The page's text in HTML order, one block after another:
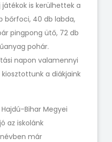
is kerülhettek a
bőrfoci, 40 db labda,
pingpong ütő, 72 db
pohár.
napon valamennyi
a diákjaink
Bihar Megyei
az iskolánk
már